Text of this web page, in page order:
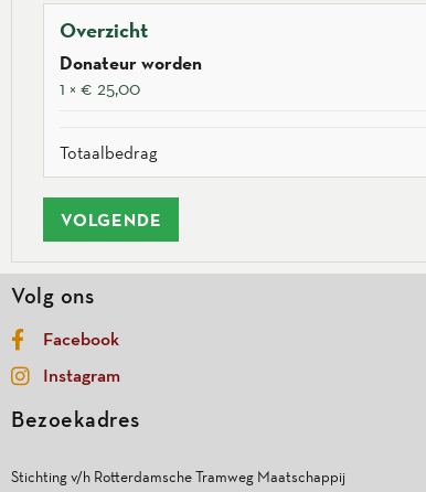
Overzicht
Donateur worden
1 × € 25,00
Totaalbedrag
VOLGENDE
Volg ons
Facebook
Instagram
Bezoekadres
Stichting v/h Rotterdamsche Tramweg Maatschappij